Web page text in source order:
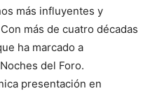
más influyentes y
más de cuatro décadas
ha marcado a
del Foro.
presentación en